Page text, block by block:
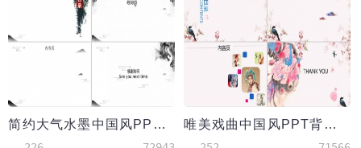
简约大气水墨中国风PPT背景 唯美戏曲中国风PPT背景模版